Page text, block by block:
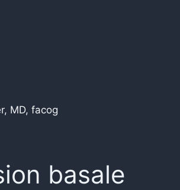
MD, facog
basale